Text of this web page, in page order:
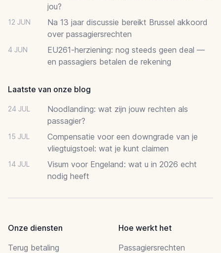
jou?
12 JUN
Na 13 jaar discussie bereikt Brussel akkoord
over passagiersrechten
4 JUN
EU261-herziening: nog steeds geen deal —
en passagiers betalen de rekening
Laatste van onze blog
24 JUL
Noodlanding: wat zijn jouw rechten als
passagier?
15 JUL
Compensatie voor een downgrade van je
vliegtuigstoel: wat je kunt claimen
14 JUL
Visum voor Engeland: wat u in 2026 echt
nodig heeft
Onze diensten
Terug betaling
Hoe werkt het
Passagiersrechten